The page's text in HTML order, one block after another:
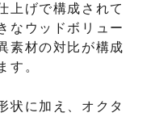
上げで構成されて
なウッドボリュー
素材の対比が構成
す。
状に加え、オクタ